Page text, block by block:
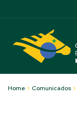
Home > Comunicados >